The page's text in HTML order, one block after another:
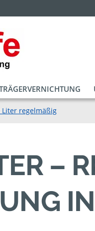
Liter regelmäßig
–
IN